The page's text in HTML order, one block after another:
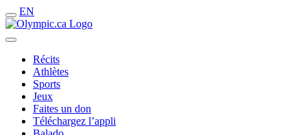
EN
Récits
Athlètes
Sports
Jeux
Faites un don
Téléchargez l’appli